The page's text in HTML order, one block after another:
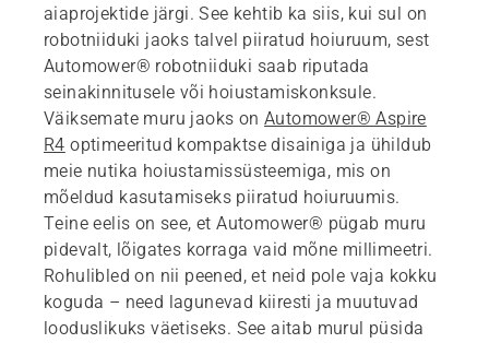
aiaprojektide järgi. See kehtib ka siis, kui sul on
robotniiduki jaoks talvel piiratud hoiuruum, sest
Automower® robotniiduki saab riputada
seinakinnitusele või hoiustamiskonksule.
Väiksemate muru jaoks on Automower® Aspire
R4 optimeeritud kompaktse disainiga ja ühildub
meie nutika hoiustamissüsteemiga, mis on
mõeldud kasutamiseks piiratud hoiuruumis.
Teine eelis on see, et Automower® pügab muru
pidevalt, lõigates korraga vaid mõne millimeetri.
Rohulibled on nii peened, et neid pole vaja kokku
koguda – need lagunevad kiiresti ja muutuvad
looduslikuks väetiseks. See aitab murul püsida